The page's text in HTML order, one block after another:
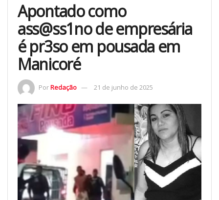
Apontado como
ass@ss1no de empresária
é pr3so em pousada em
Manicoré
PorRedação 21 de junho de 2025